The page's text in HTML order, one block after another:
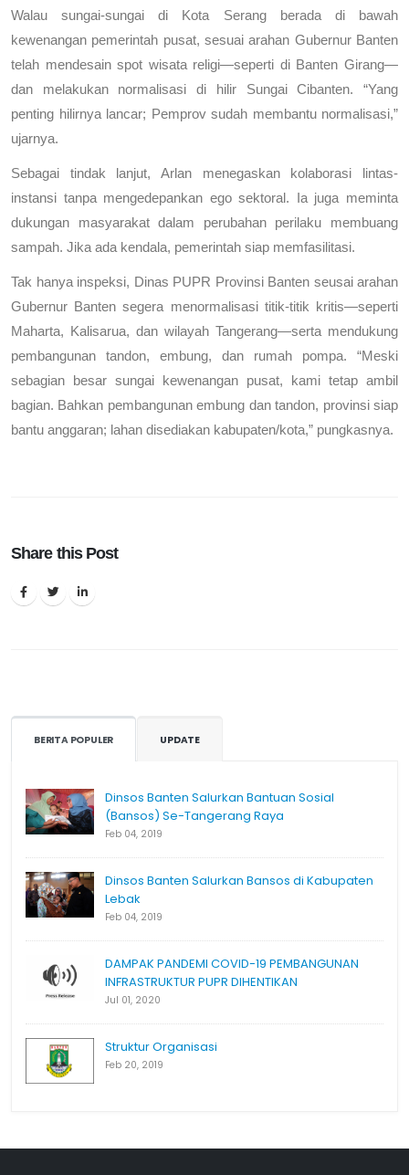
Walau sungai-sungai di Kota Serang berada di bawah
kewenangan pemerintah pusat, sesuai arahan Gubernur Banten
telah mendesain spot wisata religi—seperti di Banten Girang—
dan melakukan normalisasi di hilir Sungai Cibanten. “Yang
penting hilirnya lancar; Pemprov sudah membantu normalisasi,”
ujarnya.
Sebagai tindak lanjut, Arlan menegaskan kolaborasi lintas-
instansi tanpa mengedepankan ego sektoral. Ia juga meminta
dukungan masyarakat dalam perubahan perilaku membuang
sampah. Jika ada kendala, pemerintah siap memfasilitasi.
Tak hanya inspeksi, Dinas PUPR Provinsi Banten seusai arahan
Gubernur Banten segera menormalisasi titik-titik kritis—seperti
Maharta, Kalisarua, dan wilayah Tangerang—serta mendukung
pembangunan tandon, embung, dan rumah pompa. “Meski
sebagian besar sungai kewenangan pusat, kami tetap ambil
bagian. Bahkan pembangunan embung dan tandon, provinsi siap
bantu anggaran; lahan disediakan kabupaten/kota,” pungkasnya.
Share this Post
BERITA POPULER UPDATE
Dinsos Banten Salurkan Bantuan Sosial
(Bansos) Se-Tangerang Raya
Feb 04, 2019
Dinsos Banten Salurkan Bansos di Kabupaten
Lebak
Feb 04, 2019
DAMPAK PANDEMI COVID-19 PEMBANGUNAN
INFRASTRUKTUR PUPR DIHENTIKAN
Jul 01, 2020
Struktur Organisasi
Feb 20, 2019